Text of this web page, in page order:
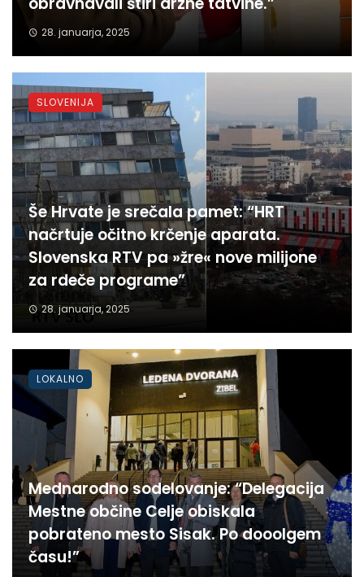
28. januarja, 2025
Še Hrvate je srečala pamet: “HRT
načrtuje očitno krčenje aparata.
Slovenska RTV pa »žre« nove milijone
za rdeče programe”
28. januarja, 2025
SLOVENIJA
Mednarodno sodelovanje: “Delegacija
Mestne občine Celje obiskala
pobrateno mesto Sisak. Po dooolgem
času!”
LOKALNO